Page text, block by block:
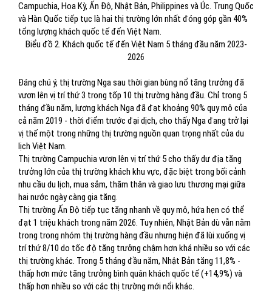
Campuchia, Hoa Kỳ, Ấn Độ, Nhật Bản, Philippines và Úc. Trung Quốc
và Hàn Quốc tiếp tục là hai thị trường lớn nhất đóng góp gần 40%
tổng lượng khách quốc tế đến Việt Nam.
Biểu đồ 2. Khách quốc tế đến Việt Nam 5 tháng đầu năm 2023-
2026
Đáng chú ý, thị trường Nga sau thời gian bùng nổ tăng trưởng đã
vươn lên vị trí thứ 3 trong tốp 10 thị trường hàng đầu. Chỉ trong 5
tháng đầu năm, lượng khách Nga đã đạt khoảng 90% quy mô của
cả năm 2019 - thời điểm trước đại dịch, cho thấy Nga đang trở lại
vị thế một trong những thị trường nguồn quan trọng nhất của du
lịch Việt Nam.
Thị trường Campuchia vươn lên vị trí thứ 5 cho thấy dư địa tăng
trưởng lớn của thị trường khách khu vực, đặc biệt trong bối cảnh
nhu cầu du lịch, mua sắm, thăm thân và giao lưu thương mại giữa
hai nước ngày càng gia tăng.
Thị trường Ấn Độ tiếp tục tăng nhanh về quy mô, hứa hẹn có thể
đạt 1 triệu khách trong năm 2026. Tuy nhiên, Nhật Bản dù vẫn nằm
trong trong nhóm thị trường hàng đầu nhưng hiện đã lùi xuống vị
trí thứ 8/10 do tốc độ tăng trưởng chậm hơn khá nhiều so với các
thị trường khác. Trong 5 tháng đầu năm, Nhật Bản tăng 11,8% -
thấp hơn mức tăng trưởng bình quân khách quốc tế (+14,9%) và
thấp hơn nhiều so với các thị trường mới nổi khác.